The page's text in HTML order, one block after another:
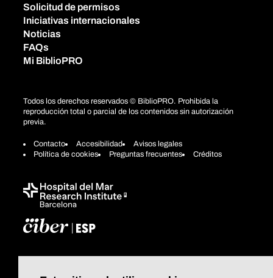
Solicitud de permisos
Iniciativas internacionales
Noticias
FAQs
Mi BiblioPRO
Todos los derechos reservados © BiblioPRO. Prohibida la
reproducción total o parcial de los contenidos sin autorización
previa.
Contacto Accesibilidad
Avisos legales
Política de cookies
Preguntas frecuentes Créditos